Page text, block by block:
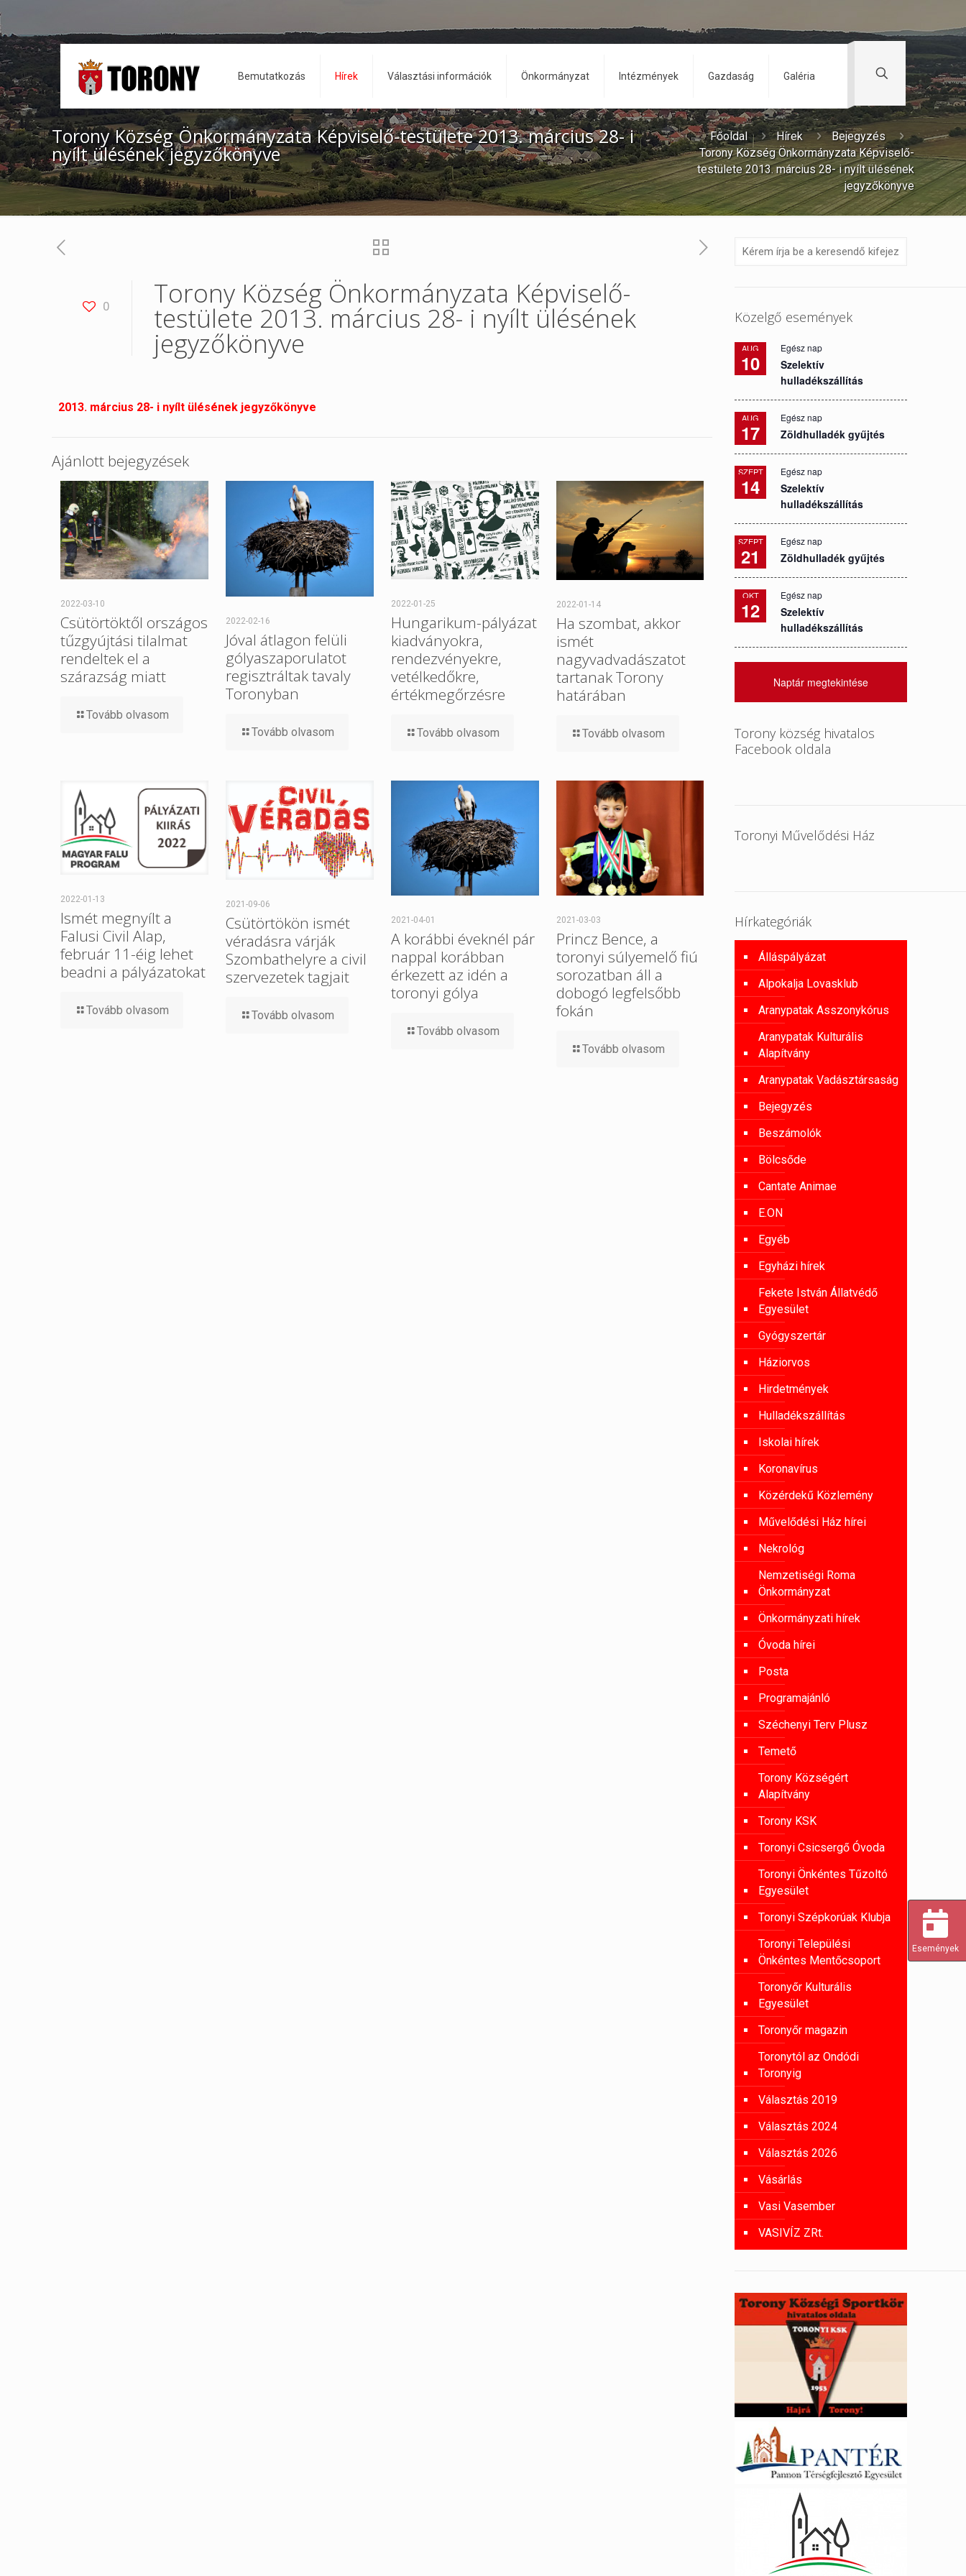
Bemutatkozás Hírek Választási információk Önkormányzat Intézmények Gazdaság Galéria
Torony Község Önkormányzata Képviselő-testülete 2013. március 28- i
nyílt ülésének jegyzőkönyve
Főoldal Hírek
Bejegyzés
Torony Község Önkormányzata Képviselő-
testülete 2013. március 28- i nyílt ülésének
jegyzőkönyve
0 Torony Község Önkormányzata Képviselő-
testülete 2013. március 28- i nyílt ülésének
jegyzőkönyve
2013. március 28- i nyílt ülésének jegyzőkönyve
Ajánlott bejegyzések
2022-03-10
Csütörtöktől országos
tűzgyújtási tilalmat
rendeltek el a
szárazság miatt
Tovább olvasom
2022-02-16
Jóval átlagon felüli
gólyaszaporulatot
regisztráltak tavaly
Toronyban
Tovább olvasom
2022-01-25
Hungarikum-pályázat
kiadványokra,
rendezvényekre,
vetélkedőkre,
értékmegőrzésre
Tovább olvasom
2022-01-14
Ha szombat, akkor
ismét
nagyvadvadászatot
tartanak Torony
határában
Tovább olvasom
2022-01-13
Ismét megnyílt a
Falusi Civil Alap,
február 11-éig lehet
beadni a pályázatokat
Tovább olvasom
2021-09-06
Csütörtökön ismét
véradásra várják
Szombathelyre a civil
szervezetek tagjait
Tovább olvasom
2021-04-01
A korábbi éveknél pár
nappal korábban
érkezett az idén a
toronyi gólya
Tovább olvasom
2021-03-03
Princz Bence, a
toronyi súlyemelő fiú
sorozatban áll a
dobogó legfelsőbb
fokán
Tovább olvasom
Közelgő események
AUG
10
Egész nap
Szelektív
hulladékszállítás
AUG
17
Egész nap
Zöldhulladék gyűjtés
SZEPT
14
Egész nap
Szelektív
hulladékszállítás
SZEPT
21
Egész nap
Zöldhulladék gyűjtés
OKT
12
Egész nap
Szelektív
hulladékszállítás
Naptár megtekintése
Torony község hivatalos
Facebook oldala
Toronyi Művelődési Ház
Hírkategóriák
Álláspályázat
Alpokalja Lovasklub
Aranypatak Asszonykórus
Aranypatak Kulturális
Alapítvány
Aranypatak Vadásztársaság
Bejegyzés
Beszámolók
Bölcsőde
Cantate Animae
E.ON
Egyéb
Egyházi hírek
Fekete István Állatvédő
Egyesület
Gyógyszertár
Háziorvos
Hirdetmények
Hulladékszállítás
Iskolai hírek
Koronavírus
Közérdekű Közlemény
Művelődési Ház hírei
Nekrológ
Nemzetiségi Roma
Önkormányzat
Önkormányzati hírek
Óvoda hírei
Posta
Programajánló
Széchenyi Terv Plusz
Temető
Torony Községért
Alapítvány
Torony KSK
Toronyi Csicsergő Óvoda
Toronyi Önkéntes Tűzoltó
Egyesület
Toronyi Szépkorúak Klubja
Toronyi Települési
Önkéntes Mentőcsoport
Toronyőr Kulturális
Egyesület
Toronyőr magazin
Toronytól az Ondódi
Toronyig
Választás 2019
Választás 2024
Választás 2026
Vásárlás
Vasi Vasember
VASIVÍZ ZRt.
Események